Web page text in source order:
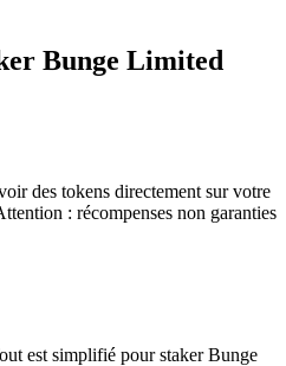
Bunge Limited
des tokens directement sur votre
: récompenses non garanties
est simplifié pour staker Bunge